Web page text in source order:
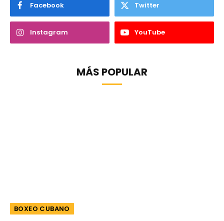
Facebook Twitter
Instagram YouTube
MÁS POPULAR
BOXEO CUBANO